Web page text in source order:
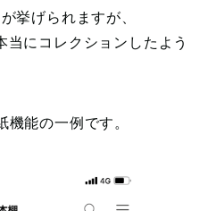
挙げられますが、
当にコレクションしたよう
機能の一例です。